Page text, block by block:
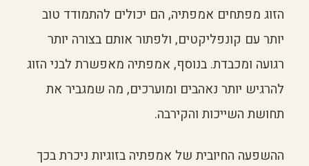
הזוג מפתחים אמפתיה, הם יכולים להתמודד טוב
יותר עם קונפליקטים, ולפתור אותם בצורה יותר
רגועה ומכבדת. בנוסף, אמפתיה מאפשרת לבני הזוג
להרגיש יותר נאהבים ומוערכים, מה שמגביר את
תחושת השייכות והקירבה.
ההשפעה החיובית של אמפתיה בזוגיות ניכרת בכך